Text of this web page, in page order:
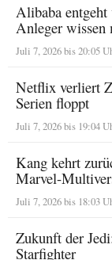
Alibaba
Anleger wissen
Juli 7, 2026 bis 20:05
Netflix verliert
Serien floppt
Juli 7, 2026 bis 19:04
Kang kehrt
Marvel-
Juli 7, 2026 bis 18:03
Zukunft der
Starfighter